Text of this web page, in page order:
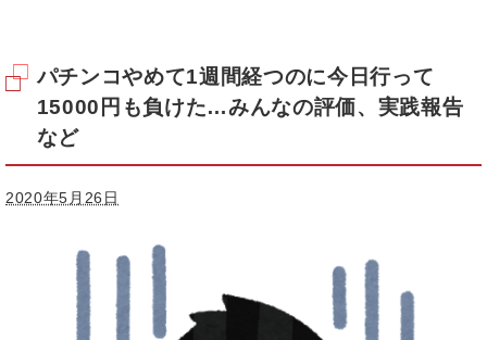
パチンコやめて1週間経つのに今日行って
15000円も負けた…みんなの評価、実践報告
など
2020年5月26日